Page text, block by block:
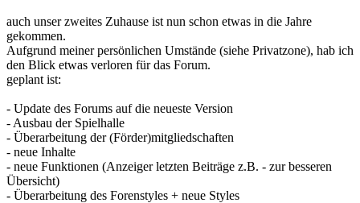
auch unser zweites Zuhause ist nun schon etwas in die Jahre
gekommen.
Aufgrund meiner persönlichen Umstände (siehe Privatzone), hab ich
den Blick etwas verloren für das Forum.
geplant ist:
- Update des Forums auf die neueste Version
- Ausbau der Spielhalle
- Überarbeitung der (Förder)mitgliedschaften
- neue Inhalte
- neue Funktionen (Anzeiger letzten Beiträge z.B. - zur besseren
Übersicht)
- Überarbeitung des Forenstyles + neue Styles